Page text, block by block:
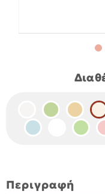
Περιγραφή